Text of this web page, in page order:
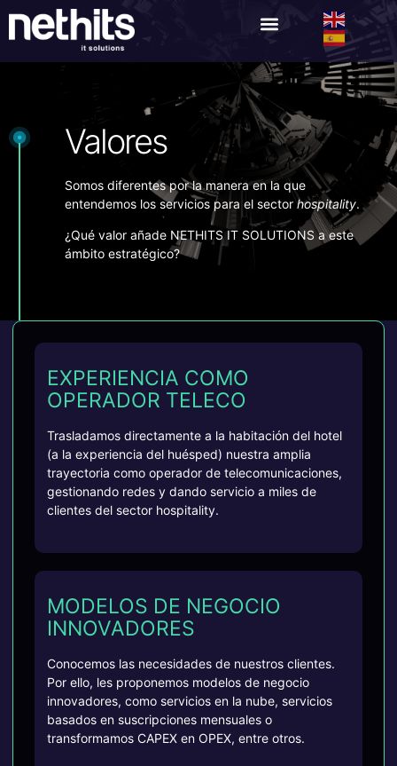
Valores
Somos diferentes por la manera en la que
entendemos los servicios para el sectorhospitality.
¿Qué valor añade NETHITS IT SOLUTIONS a este
ámbito estratégico?
EXPERIENCIA COMO
OPERADOR TELECO
Trasladamos directamente a la habitación del hotel
(a la experiencia del huésped) nuestra amplia
trayectoria como operador de telecomunicaciones,
gestionando redes y dando servicio a miles de
clientes del sector hospitality.
MODELOS DE NEGOCIO
INNOVADORES
Conocemos las necesidades de nuestros clientes.
Por ello, les proponemos modelos de negocio
innovadores, como servicios en la nube, servicios
basados en suscripciones mensuales o
transformamos CAPEX en OPEX, entre otros.